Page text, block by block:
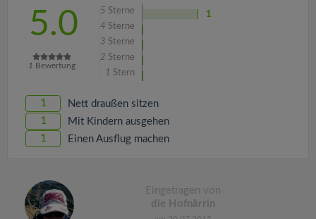
5.0
1 Bewertung
5 Sterne
1
4 Sterne
3 Sterne
2 Sterne
1 Stern
1 Nett draußen sitzen
1 Mit Kindern ausgehen
1 Einen Ausflug machen
Eingetragen von
die Hofnärrin
i
n